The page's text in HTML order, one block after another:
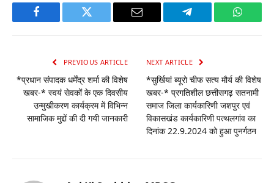
Facebook Twitter Email Telegram
PREVIOUS ARTICLE
*प्रधान संपादक धर्मेंद्र शर्मा की विशेष
खबर-* स्वयं सेवकों के एक दिवसीय
उन्मुखीकरण कार्यक्रम में विभिन्न
सामाजिक मुद्दों की दी गयी जानकारी
NEXT ARTICLE
*सुर्खियां ब्यूरो चीफ सत्य मौर्य की विशेष
खबर-* प्रगतिशील छत्तीसगढ़ सतनामी
समाज जिला कार्यकारिणी जशपुर एवं
विकासखंड कार्यकारिणी पत्थलगांव का
दिनांक 22.9.2024 को हुआ पुनर्गठन